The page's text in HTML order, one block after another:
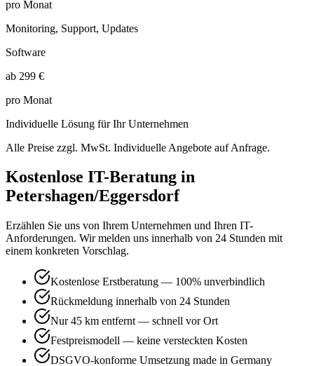
pro Monat
Monitoring, Support, Updates
Software
ab 299 €
pro Monat
Individuelle Lösung für Ihr Unternehmen
Alle Preise zzgl. MwSt. Individuelle Angebote auf Anfrage.
Kostenlose IT-Beratung in
Petershagen/Eggersdorf
Erzählen Sie uns von Ihrem Unternehmen und Ihren IT-
Anforderungen. Wir melden uns innerhalb von 24 Stunden mit
einem konkreten Vorschlag.
Kostenlose Erstberatung — 100% unverbindlich
Rückmeldung innerhalb von 24 Stunden
Nur 45 km entfernt — schnell vor Ort
Festpreismodell — keine versteckten Kosten
DSGVO-konforme Umsetzung made in Germany